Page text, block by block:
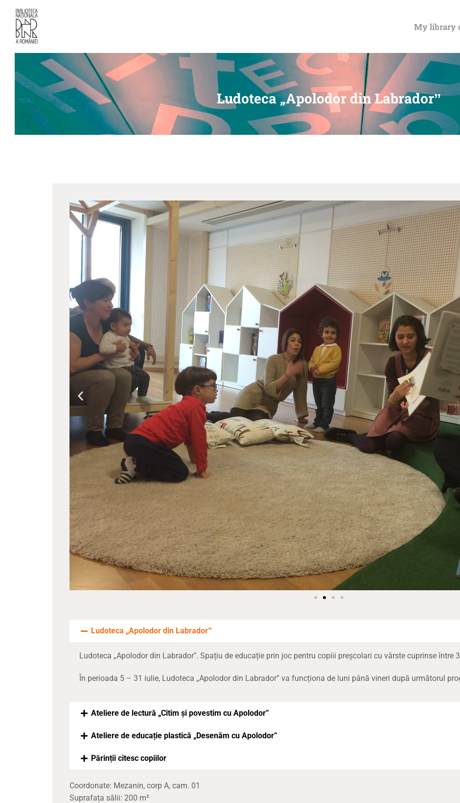
My library
Ludoteca „Apolodor din Labradorˮ
Ludoteca „Apolodor din Labradorˮ
Ludoteca „Apolodor din Labradorˮ. Spațiu de educație prin joc pentru copiii preșcolari cu vârste cuprinse între
În perioada 5 – 31 iulie, Ludoteca „Apolodor din Labrador” va funcționa de luni până vineri după următorul
Ateliere de lectură „Citim și povestim cu Apolodor”
Ateliere de educație plastică „Desenăm cu Apolodor”
Părinții citesc copiilor
Coordonate: Mezanin, corp A, cam. 01
Suprafața sălii: 200 m²